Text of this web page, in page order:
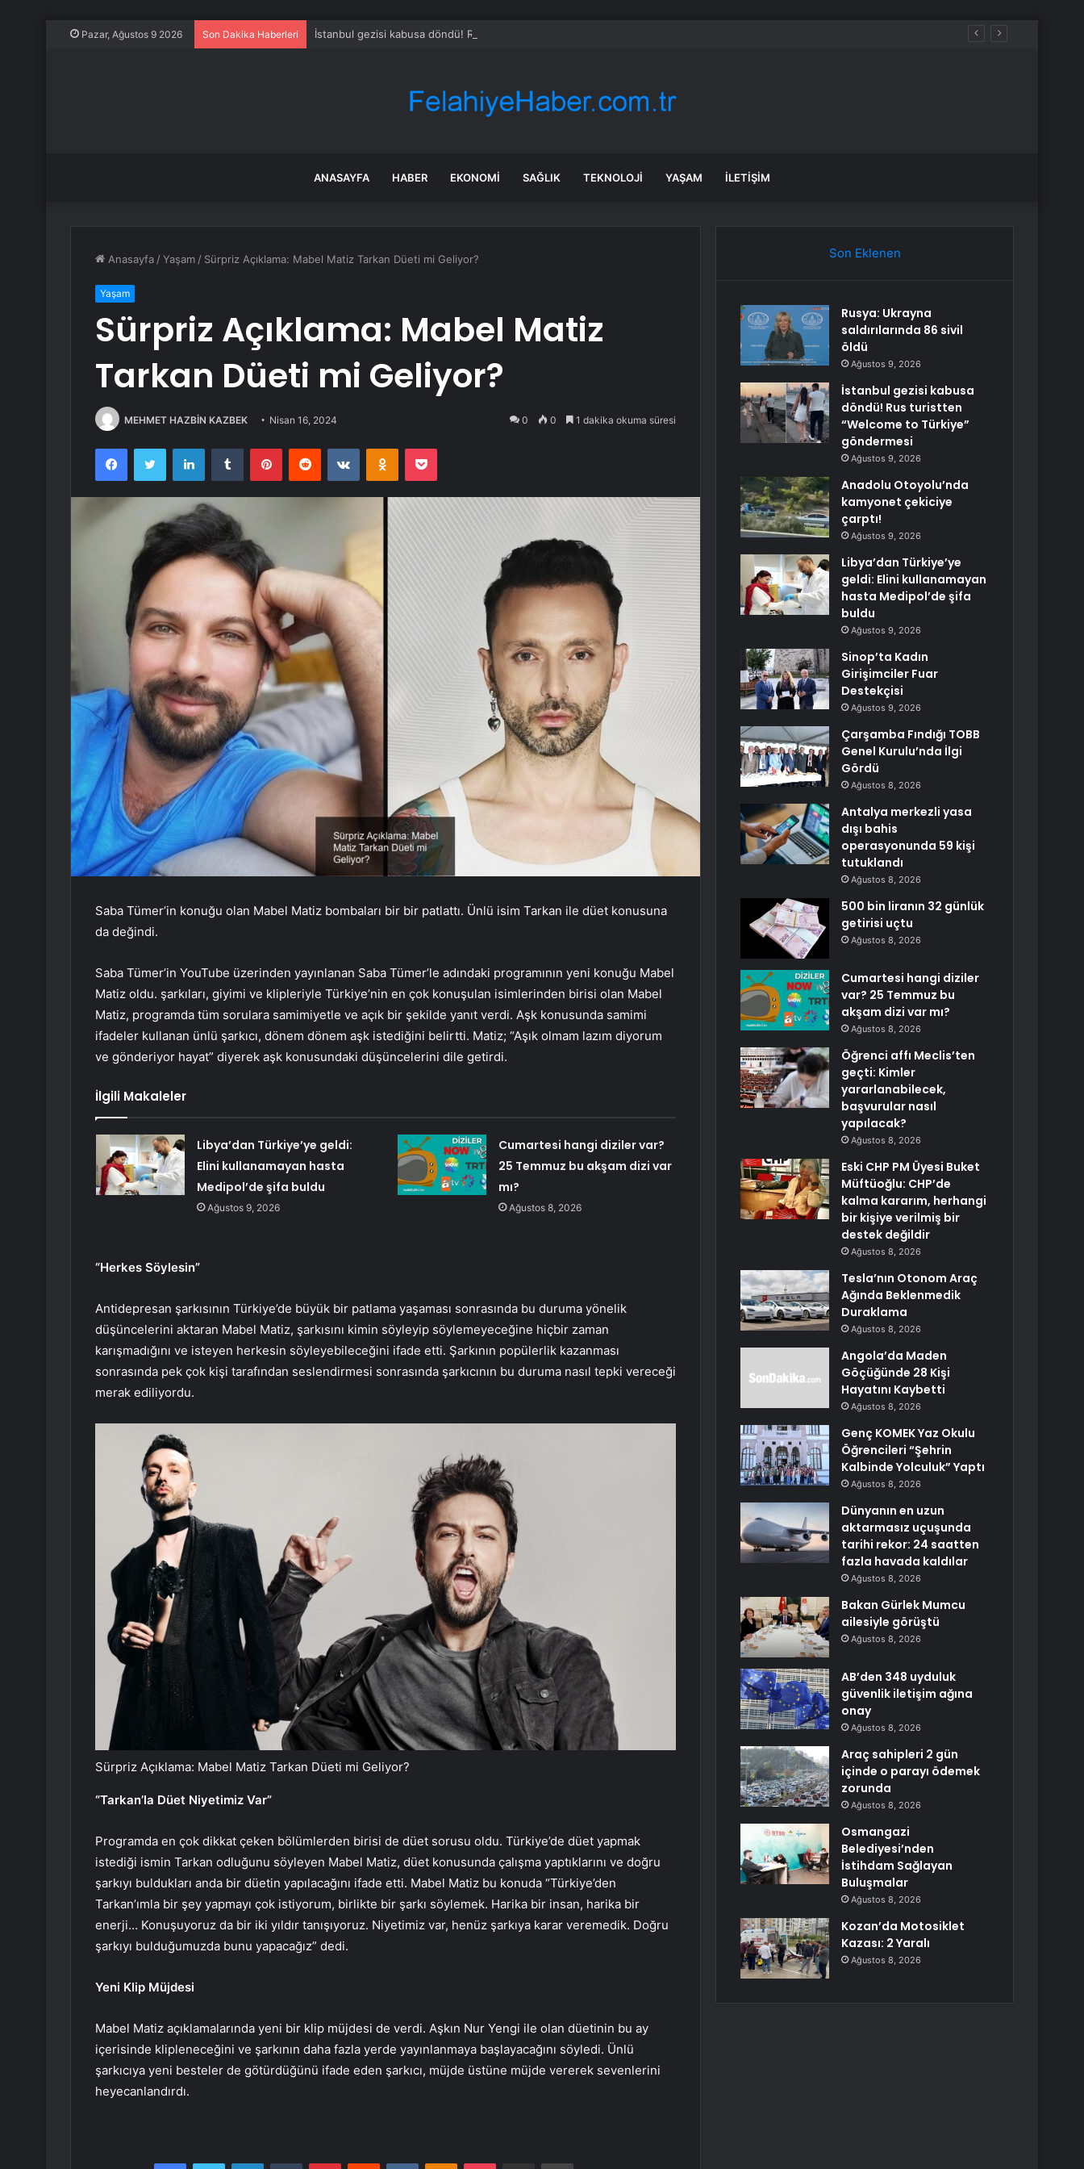
Pazar, Ağustos 9 2026 Son Dakika Haberleri İstanbul gezisi kabusa döndü! Rus turistten “Welcome to Türkiye” göndermesi
ANASAYFA HABER EKONOMI SAĞLIK TEKNOLOJI YAŞAM İLETIŞIM
Anasayfa /Yaşam / Sürpriz Açıklama: Mabel Matiz Tarkan Düeti mi Geliyor?
Yaşam
Sürpriz Açıklama: Mabel Matiz
Tarkan Düeti mi Geliyor?
MEHMET HAZBİN KAZBEK Nisan 16, 2024 0 0 1 dakika okuma süresi
FacebookTwitter LinkedInTumblr PinterestReddit VKontakteOdnoklassniki
Pocket
Saba Tümer’in konuğu olan Mabel Matiz bombaları bir bir patlattı. Ünlü isim Tarkan ile düet konusuna
da değindi.
Saba Tümer’in YouTube üzerinden yayınlanan Saba Tümer’le adındaki programının yeni konuğu Mabel
Matiz oldu. şarkıları, giyimi ve klipleriyle Türkiye’nin en çok konuşulan isimlerinden birisi olan Mabel
Matiz, programda tüm sorulara samimiyetle ve açık bir şekilde yanıt verdi. Aşk konusunda samimi
ifadeler kullanan ünlü şarkıcı, dönem dönem aşk istediğini belirtti. Matiz; “Aşık olmam lazım diyorum
ve gönderiyor hayat” diyerek aşk konusundaki düşüncelerini dile getirdi.
İlgili Makaleler
Libya’dan Türkiye’ye geldi:
Elini kullanamayan hasta
Medipol’de şifa buldu
Ağustos 9, 2026
Cumartesi hangi diziler var?
25 Temmuz bu akşam dizi var
mı?
Ağustos 8, 2026
“Herkes Söylesin”
Antidepresan şarkısının Türkiye’de büyük bir patlama yaşaması sonrasında bu duruma yönelik
düşüncelerini aktaran Mabel Matiz, şarkısını kimin söyleyip söylemeyeceğine hiçbir zaman
karışmadığını ve isteyen herkesin söyleyebileceğini ifade etti. Şarkının popülerlik kazanması
sonrasında pek çok kişi tarafından seslendirmesi sonrasında şarkıcının bu duruma nasıl tepki vereceği
merak ediliyordu.
Sürpriz Açıklama: Mabel Matiz Tarkan Düeti mi Geliyor?
“Tarkan’la Düet Niyetimiz Var”
Programda en çok dikkat çeken bölümlerden birisi de düet sorusu oldu. Türkiye’de düet yapmak
istediği ismin Tarkan odluğunu söyleyen Mabel Matiz, düet konusunda çalışma yaptıklarını ve doğru
şarkıyı buldukları anda bir düetin yapılacağını ifade etti. Mabel Matiz bu konuda “Türkiye’den
Tarkan’ımla bir şey yapmayı çok istiyorum, birlikte bir şarkı söylemek. Harika bir insan, harika bir
enerji… Konuşuyoruz da bir iki yıldır tanışıyoruz. Niyetimiz var, henüz şarkıya karar veremedik. Doğru
şarkıyı bulduğumuzda bunu yapacağız” dedi.
Yeni Klip Müjdesi
Mabel Matiz açıklamalarında yeni bir klip müjdesi de verdi. Aşkın Nur Yengi ile olan düetinin bu ay
içerisinde klipleneceğini ve şarkının daha fazla yerde yayınlanmaya başlayacağını söyledi. Ünlü
şarkıcıya yeni besteler de götürdüğünü ifade eden şarkıcı, müjde üstüne müjde vererek sevenlerini
heyecanlandırdı.
FacebookTwitter LinkedInTumblr PinterestReddit VKontakteOdnoklassniki
Pocket E-Posta ile paylaş Yazdır
Son Eklenen
Rusya: Ukrayna
saldırılarında 86 sivil
öldü
Ağustos 9, 2026
İstanbul gezisi kabusa
döndü! Rus turistten
“Welcome to Türkiye”
göndermesi
Ağustos 9, 2026
Anadolu Otoyolu’nda
kamyonet çekiciye
çarptı!
Ağustos 9, 2026
Libya’dan Türkiye’ye
geldi: Elini kullanamayan
hasta Medipol’de şifa
buldu
Ağustos 9, 2026
Sinop’ta Kadın
Girişimciler Fuar
Destekçisi
Ağustos 9, 2026
Çarşamba Fındığı TOBB
Genel Kurulu’nda İlgi
Gördü
Ağustos 8, 2026
Antalya merkezli yasa
dışı bahis
operasyonunda 59 kişi
tutuklandı
Ağustos 8, 2026
500 bin liranın 32 günlük
getirisi uçtu
Ağustos 8, 2026
Cumartesi hangi diziler
var? 25 Temmuz bu
akşam dizi var mı?
Ağustos 8, 2026
Öğrenci affı Meclis’ten
geçti: Kimler
yararlanabilecek,
başvurular nasıl
yapılacak?
Ağustos 8, 2026
Eski CHP PM Üyesi Buket
Müftüoğlu: CHP’de
kalma kararım, herhangi
bir kişiye verilmiş bir
destek değildir
Ağustos 8, 2026
Tesla’nın Otonom Araç
Ağında Beklenmedik
Duraklama
Ağustos 8, 2026
Angola’da Maden
Göçüğünde 28 Kişi
Hayatını Kaybetti
Ağustos 8, 2026
Genç KOMEK Yaz Okulu
Öğrencileri “Şehrin
Kalbinde Yolculuk” Yaptı
Ağustos 8, 2026
Dünyanın en uzun
aktarmasız uçuşunda
tarihi rekor: 24 saatten
fazla havada kaldılar
Ağustos 8, 2026
Bakan Gürlek Mumcu
ailesiyle görüştü
Ağustos 8, 2026
AB’den 348 uyduluk
güvenlik iletişim ağına
onay
Ağustos 8, 2026
Araç sahipleri 2 gün
içinde o parayı ödemek
zorunda
Ağustos 8, 2026
Osmangazi
Belediyesi’nden
İstihdam Sağlayan
Buluşmalar
Ağustos 8, 2026
Kozan’da Motosiklet
Kazası: 2 Yaralı
Ağustos 8, 2026